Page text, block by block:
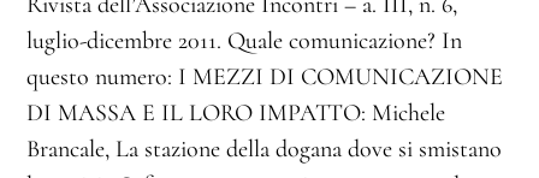
luglio-dicembre 2011. Quale comunicazione? In
questo numero: I MEZZI DI COMUNICAZIONE
DI MASSA E IL LORO IMPATTO: Michele
Brancale, La stazione della dogana dove si smistano